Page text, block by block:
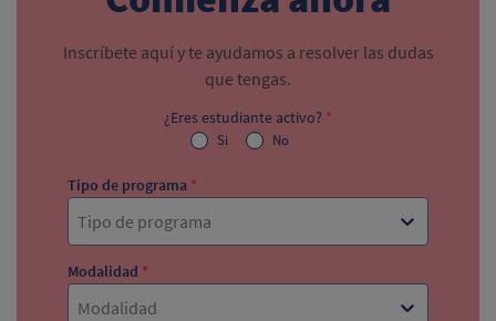
Inscríbete aquí y te ayudamos a resolver las dudas
que tengas.
¿Eres estudiante activo? *
Si No
Tipo de programa *
Tipo de programa
Modalidad *
Modalidad